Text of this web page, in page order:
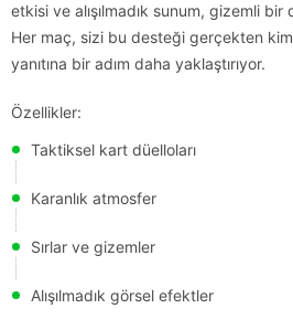
etkisi ve alışılmadık sunum, gizemli bir
Her maç, sizi bu desteği gerçekten
yanıtına bir adım daha yaklaştırıyor.
Özellikler:
Taktiksel kart düelloları
Karanlık atmosfer
Sırlar ve gizemler
Alışılmadık görsel efektler